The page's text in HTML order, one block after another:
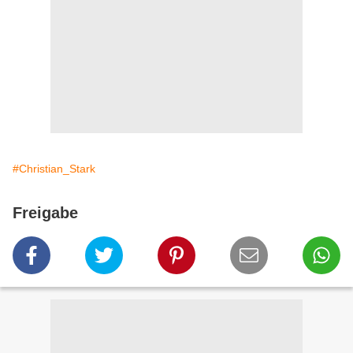
#Christian_Stark
Freigabe